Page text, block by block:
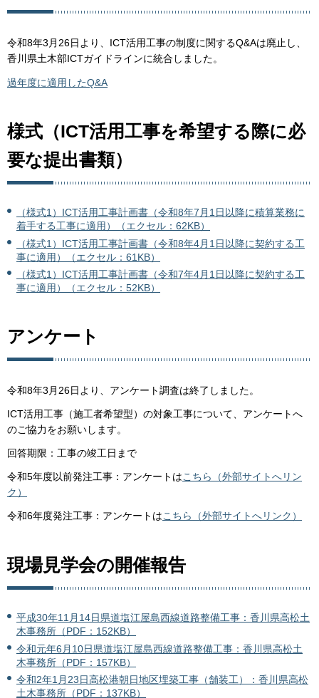
令和8年3月26日より、ICT活用工事の制度に関するQ&Aは廃止し、
香川県土木部ICTガイドラインに統合しました。
過年度に適用したQ&A
様式（ICT活用工事を希望する際に必
要な提出書類）
（様式1）ICT活用工事計画書（令和8年7月1日以降に積算業務に
着手する工事に適用）（エクセル：62KB）
（様式1）ICT活用工事計画書（令和8年4月1日以降に契約する工
事に適用）（エクセル：61KB）
（様式1）ICT活用工事計画書（令和7年4月1日以降に契約する工
事に適用）（エクセル：52KB）
アンケート
令和8年3月26日より、アンケート調査は終了しました。
ICT活用工事（施工者希望型）の対象工事について、アンケートへ
のご協力をお願いします。
回答期限：工事の竣工日まで
令和5年度以前発注工事：アンケートはこちら（外部サイトへリン
ク）
令和6年度発注工事：アンケートはこちら（外部サイトへリンク）
現場見学会の開催報告
平成30年11月14日県道塩江屋島西線道路整備工事：香川県高松土
木事務所（PDF：152KB）
令和元年6月10日県道塩江屋島西線道路整備工事：香川県高松土
木事務所（PDF：157KB）
令和2年1月23日高松港朝日地区埋築工事（舗装工）：香川県高松
土木事務所（PDF：137KB）